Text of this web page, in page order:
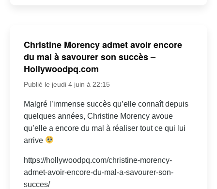
Christine Morency admet avoir encore
du mal à savourer son succès –
Hollywoodpq.com
Publié le jeudi 4 juin à 22:15
Malgré l’immense succès qu’elle connaît depuis
quelques années, Christine Morency avoue
qu’elle a encore du mal à réaliser tout ce qui lui
arrive
https://hollywoodpq.com/christine-morency-
admet-avoir-encore-du-mal-a-savourer-son-
succes/